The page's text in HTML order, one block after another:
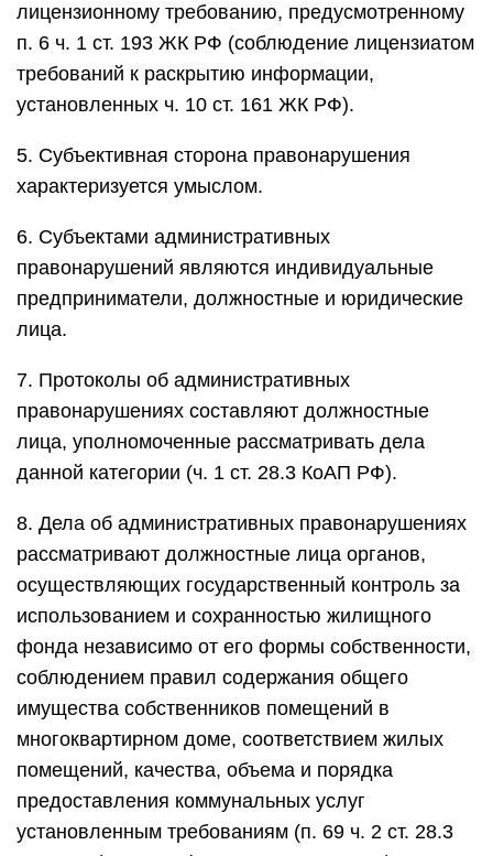
лицензионному требованию, предусмотренному
п. 6 ч. 1 ст. 193 ЖК РФ (соблюдение лицензиатом
требований к раскрытию информации,
установленных ч. 10 ст. 161 ЖК РФ).
5. Субъективная сторона правонарушения
характеризуется умыслом.
6. Субъектами административных
правонарушений являются индивидуальные
предприниматели, должностные и юридические
лица.
7. Протоколы об административных
правонарушениях составляют должностные
лица, уполномоченные рассматривать дела
данной категории (ч. 1 ст. 28.3 КоАП РФ).
8. Дела об административных правонарушениях
рассматривают должностные лица органов,
осуществляющих государственный контроль за
использованием и сохранностью жилищного
фонда независимо от его формы собственности,
соблюдением правил содержания общего
имущества собственников помещений в
многоквартирном доме, соответствием жилых
помещений, качества, объема и порядка
предоставления коммунальных услуг
установленным требованиям (п. 69 ч. 2 ст. 28.3